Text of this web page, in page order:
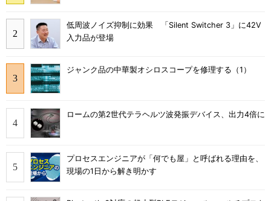
低周波ノイズ抑制に効果 「Silent Switcher 3」に42V
入力品が登場
ジャンク品の中華製オシロスコープを修理する（1）
ロームの第2世代テラヘルツ波発振デバイス、出力4倍に
プロセスエンジニアが「何でも屋」と呼ばれる理由を、
現場の1日から解き明かす